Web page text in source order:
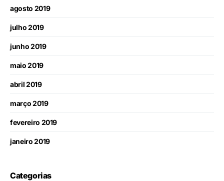
agosto 2019
julho 2019
junho 2019
maio 2019
abril 2019
março 2019
fevereiro 2019
janeiro 2019
Categorias